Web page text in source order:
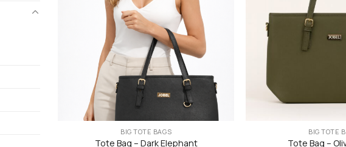
BIG TOTE BAGS
Tote Bag – Dark Elephant
BIG TOTE
Tote Bag –